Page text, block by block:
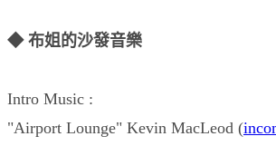
◆ 布姐的沙發音樂
Intro Music :
"Airport Lounge" Kevin MacLeod (